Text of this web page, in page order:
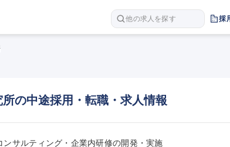
他の求人を探す 採
の中途採用・転職・求人情報
ンサルティング・企業内研修の開発・実施